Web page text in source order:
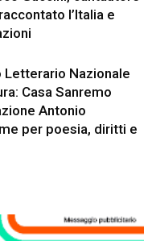
l’Italia e
Letterario Nazionale
Casa Sanremo
Antonio
per poesia, diritti e